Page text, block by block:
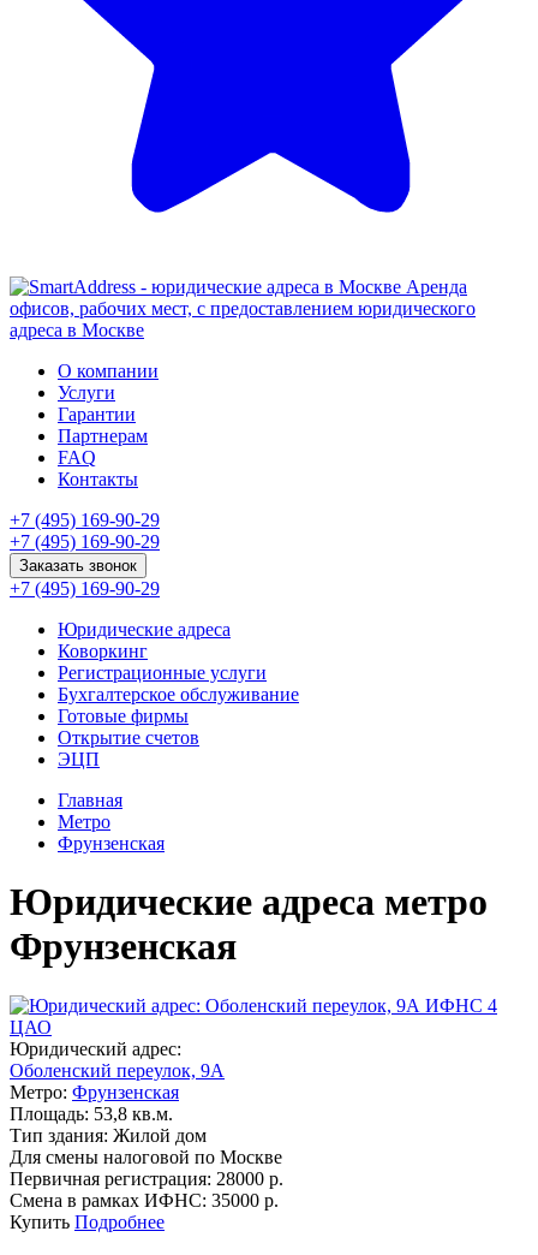
Аренда
офисов, рабочих мест, с предоставлением юридического
адреса в Москве
О компании
Услуги
Гарантии
Партнерам
FAQ
Контакты
+7 (495) 169-90-29
+7 (495) 169-90-29
Заказать звонок
+7 (495) 169-90-29
Юридические адреса
Коворкинг
Регистрационные услуги
Бухгалтерское обслуживание
Готовые фирмы
Открытие счетов
ЭЦП
Главная
Метро
Фрунзенская
Юридические адреса метро
Фрунзенская
ИФНС 4
ЦАО
Юридический адрес:
Оболенский переулок, 9А
Метро: Фрунзенская
Площадь: 53,8 кв.м.
Тип здания: Жилой дом
Для смены налоговой по Москве
Первичная регистрация: 28000 р.
Смена в рамках ИФНС: 35000 р.
Купить Подробнее